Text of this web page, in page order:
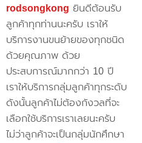
rodsongkong ยินดีต้อนรับ
ลูกค้าทุกท่านนะครับ เราให้
บริการงานขนย้ายของทุกชนิด
ด้วยคุณภาพ ด้วย
ประสบการณ์มากกว่า 10 ปี
เราให้บริการกลุ่มลูกค้าทุกระดับ
ดังนั้นลูกค้าไม่ต้องกังวลที่จะ
เลือกใช้บริการเราเลยนะครับ
ไม่ว่าลูกค้าจะเป็นกลุ่มนักศึกษา